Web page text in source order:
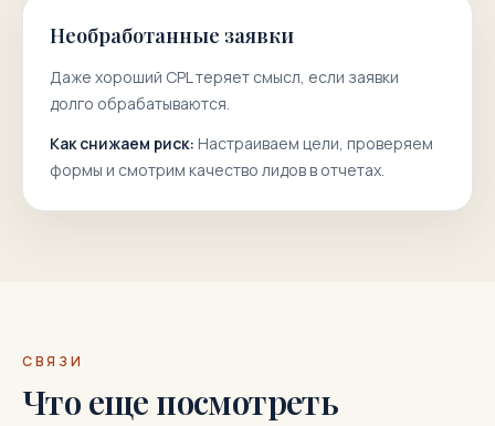
Необработанные заявки
Даже хороший CPL теряет смысл, если заявки
долго обрабатываются.
Как снижаем риск: Настраиваем цели, проверяем
формы и смотрим качество лидов в отчетах.
СВЯЗИ
Что еще посмотреть